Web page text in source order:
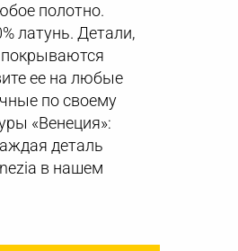
полотно.
латунь. Детали,
покрываются
ее на любые
по своему
«Венеция»:
деталь
в нашем